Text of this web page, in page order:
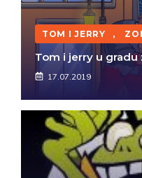
TOM I JERRY ,
Tom i jerry u gradu
17.07.2019